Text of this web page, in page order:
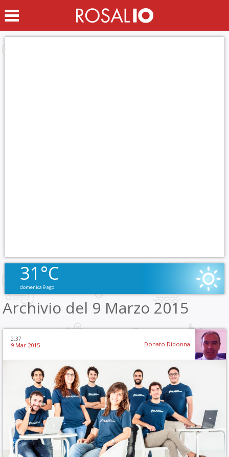
31°C
domenica 9 ago
Archivio del 9 Marzo 2015
2:37
9 Mar 2015 Donato Didonna